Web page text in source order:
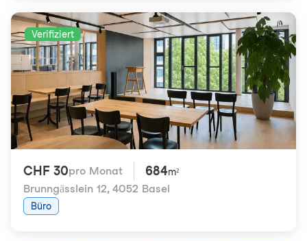
Verifiziert
CHF 30pro Monat 684m²
Brunngässlein 12, 4052 Basel
Büro